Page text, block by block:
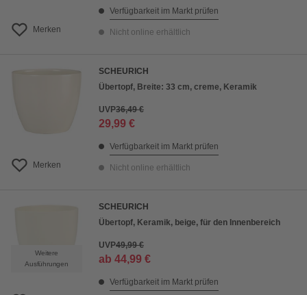
Merken
Verfügbarkeit im Markt prüfen
Nicht online erhältlich
Merken
SCHEURICH
Übertopf, Breite: 33 cm, creme, Keramik
UVP36,49 €
29,99 €
Verfügbarkeit im Markt prüfen
Nicht online erhältlich
Weitere
Ausführungen
SCHEURICH
Übertopf, Keramik, beige, für den Innenbereich
UVP49,99 €
ab 44,99 €
Verfügbarkeit im Markt prüfen